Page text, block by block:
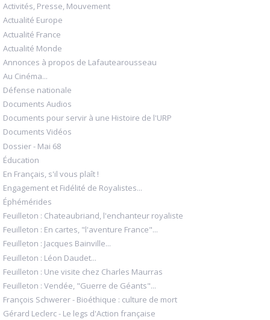
Activités, Presse, Mouvement
Actualité Europe
Actualité France
Actualité Monde
Annonces à propos de Lafautearousseau
Au Cinéma...
Défense nationale
Documents Audios
Documents pour servir à une Histoire de l'URP
Documents Vidéos
Dossier - Mai 68
Éducation
En Français, s'il vous plaît !
Engagement et Fidélité de Royalistes...
Éphémérides
Feuilleton : Chateaubriand, l'enchanteur royaliste
Feuilleton : En cartes, "l'aventure France"...
Feuilleton : Jacques Bainville...
Feuilleton : Léon Daudet...
Feuilleton : Une visite chez Charles Maurras
Feuilleton : Vendée, "Guerre de Géants"...
François Schwerer - Bioéthique : culture de mort
Gérard Leclerc - Le legs d'Action française